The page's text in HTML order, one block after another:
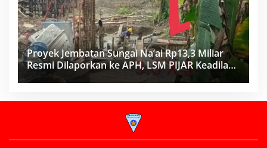
Proyek Jembatan Sungai Na’ai Rp13,3 Miliar
Resmi Dilaporkan ke APH, LSM PIJAR Keadilan
Ungkap Dugaan Penyimpangan Rp2,68 Miliar